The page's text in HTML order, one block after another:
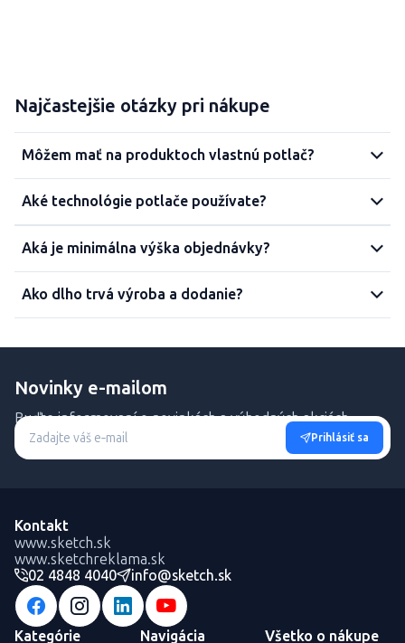
Najčastejšie otázky pri nákupe
Môžem mať na produktoch vlastnú potlač?
Aké technológie potlače používate?
Aká je minimálna výška objednávky?
Ako dlho trvá výroba a dodanie?
Novinky e-mailom
Buďte informovaní o novinkách a výhodných akciách.
Prihlásiť sa
Kontakt
www.sketch.sk
www.sketchreklama.sk
02 4848 4040
info@sketch.sk
Kategórie Navigácia Všetko o nákupe